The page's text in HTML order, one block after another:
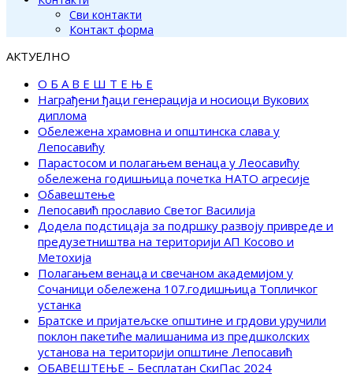
Сви контакти
Контакт форма
АКТУЕЛНО
О Б А В Е Ш Т Е Њ Е
Награђени ђаци генерација и носиоци Вукових
диплома
Обележена храмовна и општинска слава у
Лепосавићу
Парастосом и полагањем венаца у Леосавићу
обележена годишњица почетка НАТО агресије
Обавештење
Лепосавић прославио Светог Василија
Додела подстицаја за подршку развоју привреде и
предузетништва на територији АП Косово и
Метохија
Полагањем венаца и свечаном академијом у
Сочаници обележена 107.годишњица Топличког
устанка
Братске и пријатељске општине и грдови уручили
поклон пакетиће малишанима из предшколских
установа на територији општине Лепосавић
ОБАВЕШТЕЊЕ – Бесплатан СкиПас 2024